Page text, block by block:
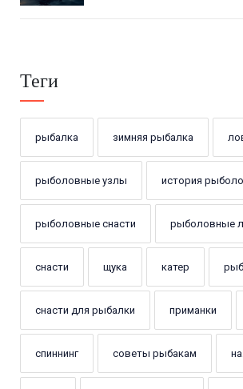
Теги
рыбалка зимняя рыбалка
рыболовные узлы история
рыболовные снасти рыболовные
снасти щука катер
снасти для рыбалки приманки
спиннинг советы рыбакам